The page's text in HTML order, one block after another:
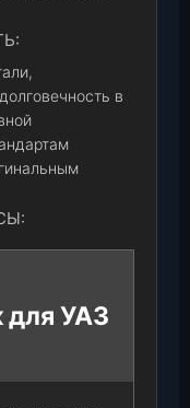
в
для УАЗ